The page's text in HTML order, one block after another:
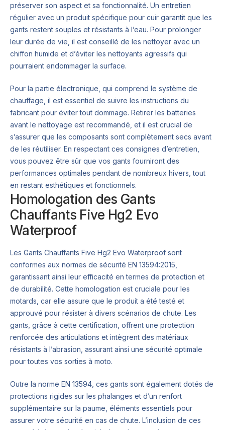
préserver son aspect et sa fonctionnalité. Un entretien
régulier avec un produit spécifique pour cuir garantit que les
gants restent souples et résistants à l’eau. Pour prolonger
leur durée de vie, il est conseillé de les nettoyer avec un
chiffon humide et d’éviter les nettoyants agressifs qui
pourraient endommager la surface.
Pour la partie électronique, qui comprend le système de
chauffage, il est essentiel de suivre les instructions du
fabricant pour éviter tout dommage. Retirer les batteries
avant le nettoyage est recommandé, et il est crucial de
s’assurer que les composants sont complètement secs avant
de les réutiliser. En respectant ces consignes d’entretien,
vous pouvez être sûr que vos gants fourniront des
performances optimales pendant de nombreux hivers, tout
en restant esthétiques et fonctionnels.
Homologation des Gants
Chauffants Five Hg2 Evo
Waterproof
Les Gants Chauffants Five Hg2 Evo Waterproof sont
conformes aux normes de sécurité EN 13594:2015,
garantissant ainsi leur efficacité en termes de protection et
de durabilité. Cette homologation est cruciale pour les
motards, car elle assure que le produit a été testé et
approuvé pour résister à divers scénarios de chute. Les
gants, grâce à cette certification, offrent une protection
renforcée des articulations et intègrent des matériaux
résistants à l’abrasion, assurant ainsi une sécurité optimale
pour toutes vos sorties à moto.
Outre la norme EN 13594, ces gants sont également dotés de
protections rigides sur les phalanges et d’un renfort
supplémentaire sur la paume, éléments essentiels pour
assurer votre sécurité en cas de chute. L’inclusion de ces